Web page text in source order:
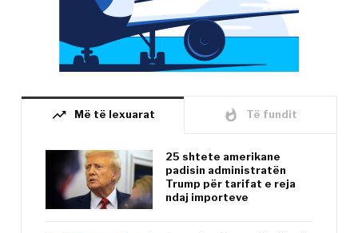
trending_up Më të lexuarat whatshot Të fundit
25 shtete amerikane
padisin administratën
Trump për tarifat e reja
ndaj importeve